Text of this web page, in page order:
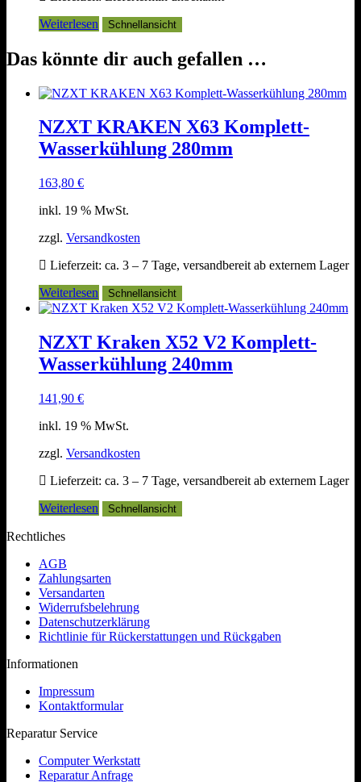
Weiterlesen
Schnellansicht
Das könnte dir auch gefallen …
NZXT KRAKEN X63 Komplett-
Wasserkühlung 280mm
163,80 €
inkl. 19 % MwSt.
zzgl. Versandkosten
Lieferzeit: ca. 3 – 7 Tage, versandbereit ab externem Lager
Weiterlesen
Schnellansicht
NZXT Kraken X52 V2 Komplett-
Wasserkühlung 240mm
141,90 €
inkl. 19 % MwSt.
zzgl. Versandkosten
Lieferzeit: ca. 3 – 7 Tage, versandbereit ab externem Lager
Weiterlesen
Schnellansicht
Rechtliches
AGB
Zahlungsarten
Versandarten
Widerrufsbelehrung
Datenschutzerklärung
Richtlinie für Rückerstattungen und Rückgaben
Informationen
Impressum
Kontaktformular
Reparatur Service
Computer Werkstatt
Reparatur Anfrage